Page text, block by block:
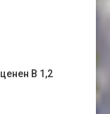
В 1,2